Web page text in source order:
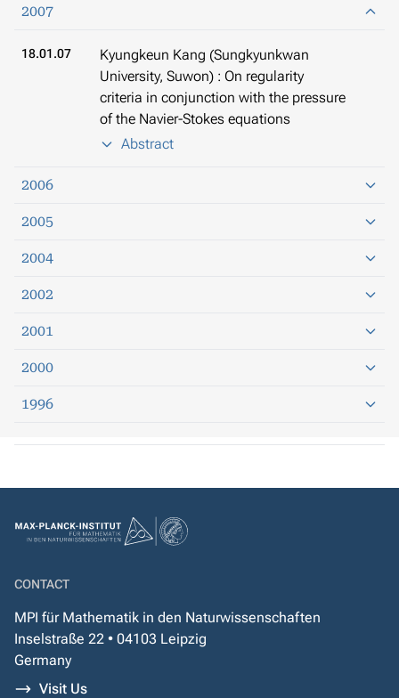
2007
18.01.07
Kyungkeun Kang (Sungkyunkwan
University, Suwon) : On regularity
criteria in conjunction with the pressure
of the Navier-Stokes equations
Abstract
2006
2005
2004
2002
2001
2000
1996
CONTACT
MPI für Mathematik in den Naturwissenschaften
Inselstraße 22 • 04103 Leipzig
Germany
Visit Us